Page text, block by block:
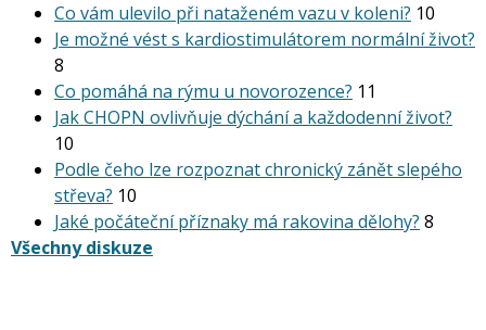
Co vám ulevilo při nataženém vazu v koleni? 10
Je možné vést s kardiostimu­látorem normální život?
8
Co pomáhá na rýmu u novorozence? 11
Jak CHOPN ovlivňuje dýchání a každodenní život?
10
Podle čeho lze rozpoznat chronický zánět slepého
střeva? 10
Jaké počáteční příznaky má rakovina dělohy? 8
Všechny diskuze